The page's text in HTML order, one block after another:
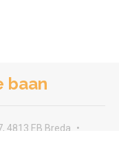
baan
4813 EB Breda